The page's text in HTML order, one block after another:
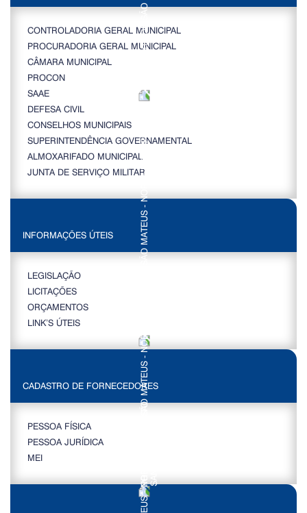
CONTROLADORIA GERAL MUNICIPAL
PROCURADORIA GERAL MUNICIPAL
CÂMARA MUNICIPAL
PROCON
SAAE
DEFESA CIVIL
CONSELHOS MUNICIPAIS
SUPERINTENDÊNCIA GOVERNAMENTAL
ALMOXARIFADO MUNICIPAL
JUNTA DE SERVIÇO MILITAR
INFORMAÇÕES ÚTEIS
LEGISLAÇÃO
LICITAÇÕES
ORÇAMENTOS
LINK’S ÚTEIS
CADASTRO DE FORNECEDORES
PESSOA FÍSICA
PESSOA JURÍDICA
MEI